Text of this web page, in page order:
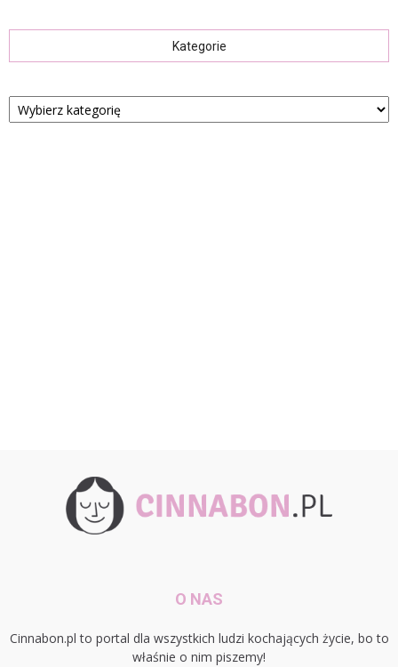
Kategorie
Kategorie
O NAS
Cinnabon.pl to portal dla wszystkich ludzi kochających życie, bo to
właśnie o nim piszemy!